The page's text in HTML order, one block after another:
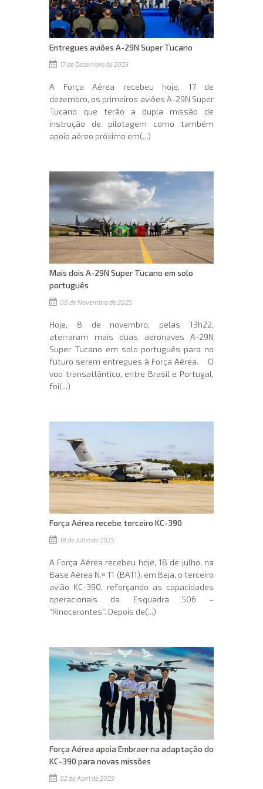
Entregues aviões A-29N Super Tucano
17 de Dezembro de 2025
A Força Aérea recebeu hoje, 17 de
dezembro, os primeiros aviões A-29N Super
Tucano que terão a dupla missão de
instrução de pilotagem como também
apoio aéreo próximo em(...)
Mais dois A-29N Super Tucano em solo
português
08 de Novembro de 2025
Hoje, 8 de novembro, pelas 13h22,
aterraram mais duas aeronaves A-29N
Super Tucano em solo português para no
futuro serem entregues à Força Aérea. O
voo transatlântico, entre Brasil e Portugal,
foi(...)
Força Aérea recebe terceiro KC-390
18 de Julho de 2025
A Força Aérea recebeu hoje, 18 de julho, na
Base Aérea N.º 11 (BA11), em Beja, o terceiro
avião KC-390, reforçando as capacidades
operacionais da Esquadra 506 –
“Rinocerontes”. Depois de(...)
Força Aérea apoia Embraer na adaptação do
KC-390 para novas missões
02 de Abril de 2025